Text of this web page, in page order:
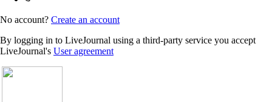
No account? Create an account
By logging in to LiveJournal using a third-party service you accept
LiveJournal's User agreement